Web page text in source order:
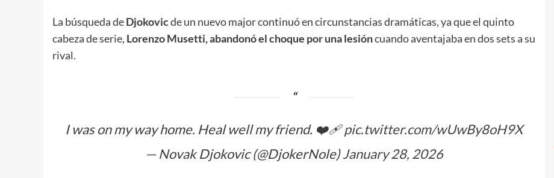
La búsqueda deDjokovicde un nuevo major continuó en circunstancias dramáticas, ya que el quinto
cabeza de serie, Lorenzo Musetti, abandonó el choque por una lesióncuando aventajaba en dos sets a su
rival.
I was on my way home. Heal well my friend. ❤️‍🩹pic.twitter.com/wUwBy8oH9X
— Novak Djokovic (@DjokerNole)January 28, 2026